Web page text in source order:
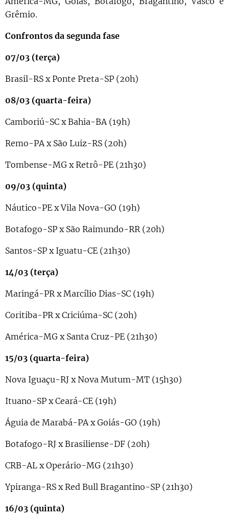
Grêmio.
Confrontos da segunda fase
07/03 (terça)
Brasil-RS x Ponte Preta-SP (20h)
08/03 (quarta-feira)
Camboriú-SC x Bahia-BA (19h)
Remo-PA x São Luiz-RS (20h)
Tombense-MG x Retrô-PE (21h30)
09/03 (quinta)
Náutico-PE x Vila Nova-GO (19h)
Botafogo-SP x São Raimundo-RR (20h)
Santos-SP x Iguatu-CE (21h30)
14/03 (terça)
Maringá-PR x Marcílio Dias-SC (19h)
Coritiba-PR x Criciúma-SC (20h)
América-MG x Santa Cruz-PE (21h30)
15/03 (quarta-feira)
Nova Iguaçu-RJ x Nova Mutum-MT (15h30)
Ituano-SP x Ceará-CE (19h)
Águia de Marabá-PA x Goiás-GO (19h)
Botafogo-RJ x Brasiliense-DF (20h)
CRB-AL x Operário-MG (21h30)
Ypiranga-RS x Red Bull Bragantino-SP (21h30)
16/03 (quinta)